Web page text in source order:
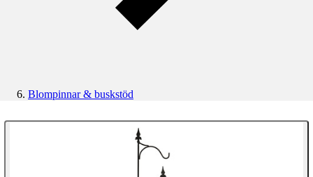
Blompinnar & buskstöd